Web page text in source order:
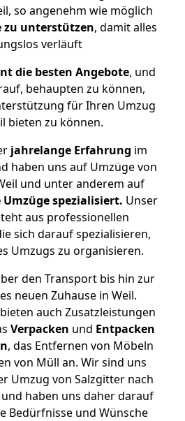
so angenehm wie möglich
zu unterstützen, damit alles
verläuft
die besten Angebote, und
behaupten zu können,
für Ihren Umzug
bieten zu können.
jahrelange Erfahrung im
haben uns auf Umzüge von
und unter anderem auf
spezialisiert. Unser
aus professionellen
sich darauf spezialisieren,
Umzugs zu organisieren.
den Transport bis hin zur
neuen Zuhause in Weil.
auch Zusatzleistungen
Verpacken und Entpacken
, das Entfernen von Möbeln
von Müll an. Wir sind uns
Umzug von Salzgitter nach
haben uns daher darauf
Bedürfnisse und Wünsche